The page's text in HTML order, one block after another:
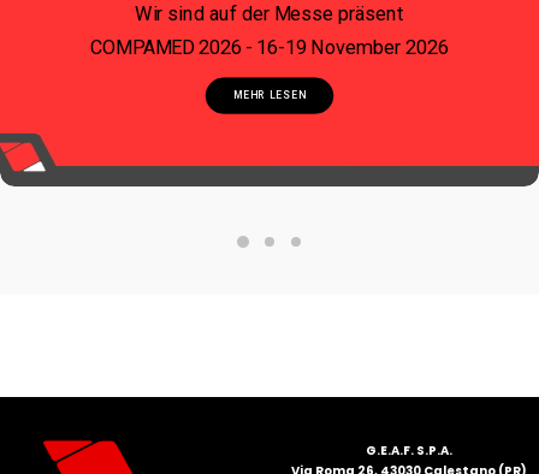
Wir sind auf der Messe präsent
COMPAMED 2026 - 16-19 November 2026
MEHR LESEN
G.E.A.F. S.P.A.